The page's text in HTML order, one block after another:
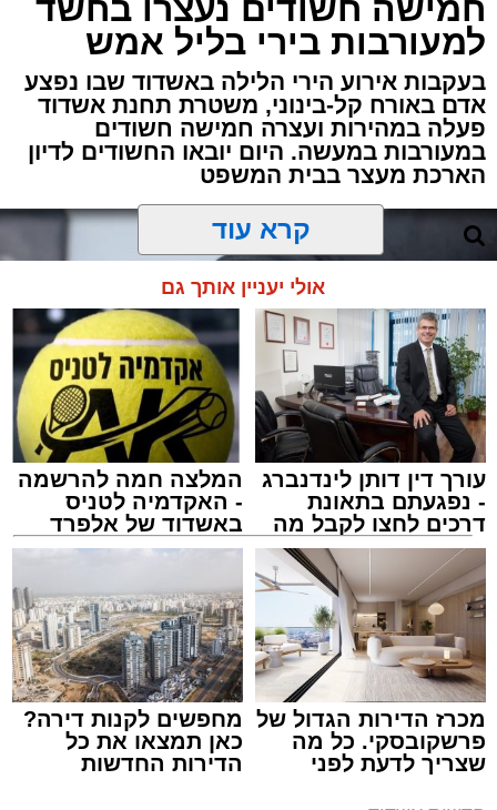
חמישה חשודים נעצרו בחשד
למעורבות בירי בליל אמש
בעקבות אירוע הירי הלילה באשדוד שבו נפצע
אדם באורח קל-בינוני, משטרת תחנת אשדוד
פעלה במהירות ועצרה חמישה חשודים
במעורבות במעשה. היום יובאו החשודים לדיון
הארכת מעצר בבית המשפט
ארכיון משטרה
מערכת האתר / 09:43 09.08.26
קרא עוד
אולי יעניין אותך גם
עורך דין דותן לינדנברג
- נפגעתם בתאונת
דרכים לחצו לקבל מה
שמגיע לכם
המלצה חמה להרשמה
- האקדמיה לטניס
באשדוד של אלפרד
קריאולנסקי - לילדים
מכרז הדירות הגדול של
פרשקובסקי. כל מה
שצריך לדעת לפני
מחפשים לקנות דירה?
כאן תמצאו את כל
הדירות החדשות